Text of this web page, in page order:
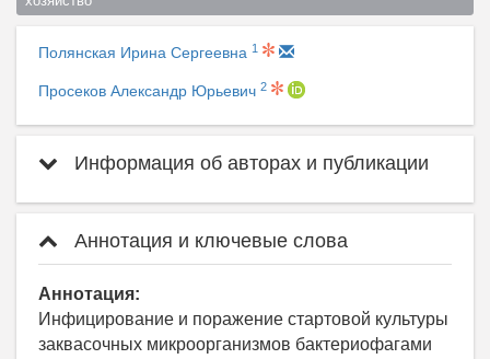
Полянская Ирина Сергеевна 1
Просеков Александр Юрьевич 2
Информация об авторах и публикации
Аннотация и ключевые слова
Аннотация:
Инфицирование и поражение стартовой культуры
заквасочных микроорганизмов бактериофагами